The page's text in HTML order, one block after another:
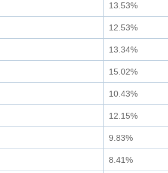
13.53%
12.53%
13.34%
15.02%
10.43%
12.15%
9.83%
8.41%